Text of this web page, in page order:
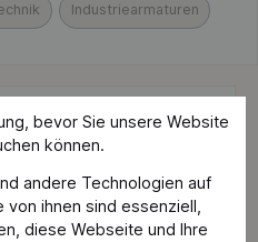
Industriearmaturen
Chrom
bevor Sie unsere Website
können.
andere Technologien auf
ihnen sind essenziell,
diese Webseite und Ihre